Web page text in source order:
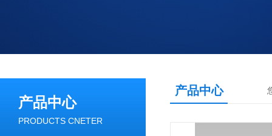
产品中心
PRODUCTS CNETER
产品中心